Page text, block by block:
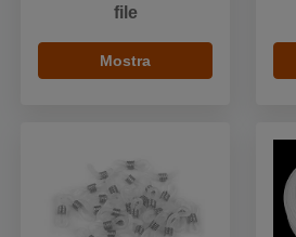
file
Mostra